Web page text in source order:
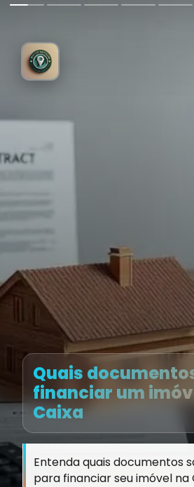
Quais
financiar um
Caixa
Entenda quais documentos
para financiar seu imóvel na